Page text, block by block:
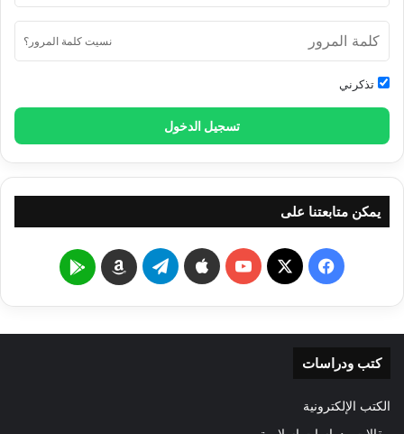
نسيت كلمة المرور؟
تذكرني
تسجيل الدخول
يمكن متابعتنا على
فيسبوك
‫X
‫YouTube تيلقرام Amazon
Google
Play
كتب ودراسات
الكتب الإلكترونية